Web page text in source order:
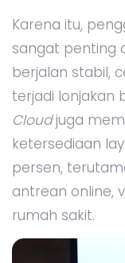
Karena itu,
sangat penting
berjalan stabil,
terjadi lonjakan
Cloudjuga
ketersediaan
persen,
antrean online,
rumah sakit.